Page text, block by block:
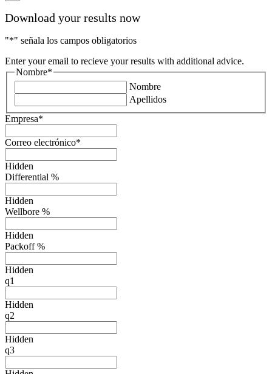
Download your results now
"*" señala los campos obligatorios
Enter your email to recieve your results with additional advice.
Nombre*
Nombre
Apellidos
Empresa*
Correo electrónico*
Hidden
Differential %
Hidden
Wellbore %
Hidden
Packoff %
Hidden
q1
Hidden
q2
Hidden
q3